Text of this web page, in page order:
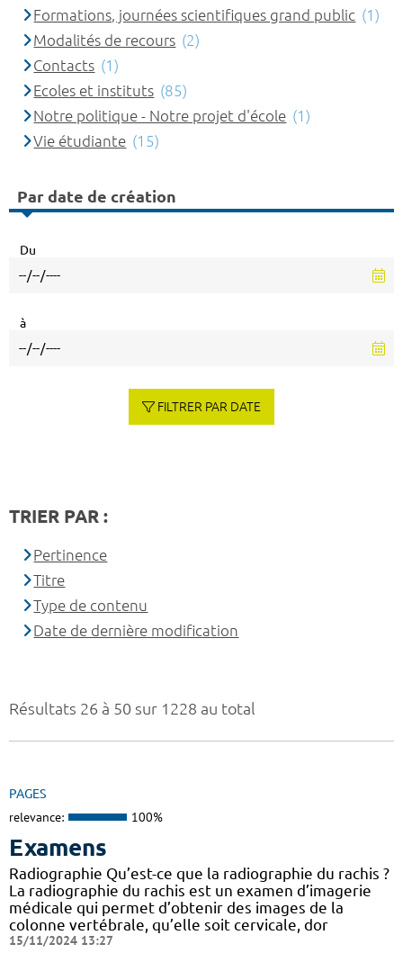
Résultats 26 à 50 sur 1228 au total
PAGES
relevance: 100%
Examens
Radiographie Qu’est-ce que la radiographie du rachis ?
La radiographie du rachis est un examen d’imagerie
médicale qui permet d’obtenir des images de la
colonne vertébrale, qu’elle soit cervicale, dor
15/11/2024 13:27
Formations, journées scientifiques grand public (1)
Modalités de recours (2)
Contacts (1)
Ecoles et instituts (85)
Notre politique - Notre projet d'école (1)
Vie étudiante (15)
Par date de création
Du
à
FILTRER PAR DATE
TRIER PAR :
Pertinence
Titre
Type de contenu
Date de dernière modification